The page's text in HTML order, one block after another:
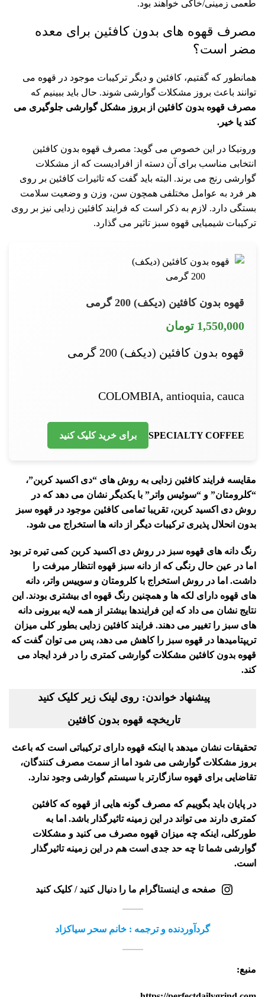
طعمی زمینی/خاکی خواهند بود.
مصرف قهوه های بدون کافئین برای معده
مضر است؟
همانطور که گفتیم، کافئین و دیگر ترکیبات موجود در قهوه می
توانند باعث بروز مشکلات گوارشی شوند. حال باید ببینیم که
مصرف قهوه بدون کافئین از بروز مشکل گوارشی جلوگیری می
کند یا خیر.
ورونیکا در این خصوص می گوید: مصرف قهوه بدون کافئین
انتخابی مناسب برای آن دسته از افرادیست که از مشکلات
گوارشی رنج می برند. البته باید گفت که تاثیرات کافئین بر روی
هر فرد به عوامل مختلفی همچون سن، وزن و وضعیت سلامت
بستگی دارد. لازم به ذکر است که فرایند کافئین زدایی نیز بر روی
ترکیبات شیمیایی قهوه سبز تاثیر می گذارد.
قهوه بدون کافئین (دیکف) 200 گرمی
1,550,000 تومان
قهوه بدون کافئین (دیکف) 200 گرمی
COLOMBIA, antioquia, cauca
SPECIALTY COFFEE برای خرید کلیک کنید
مقایسه فرایند کافئین زدایی به روش های “دی اکسید کربن”،
“کلرومتان” و “سوئیس واتر” با یکدیگر نشان می دهد که در
روش دی اکسید کربن، تقریبا تمامی کافئین موجود در قهوه سبز
بدون انحلال پذیری ترکیبات دیگر از دانه ها استخراج می شود.
رنگ دانه های قهوه سبز در روش دی اکسید کربن کمی تیره تر بود
اما در عین حال رنگی که از دانه سبز قهوه انتظار میرفت را
داشت. اما در روش استخراج با کلرومتان و سوییس واتر، دانه
های قهوه دارای لکه ها و همچنین رنگ قهوه ای بیشتری بودند. این
نتایج نشان می داد که این فرایندها بیشتر از همه لایه بیرونی دانه
های سبز را تغییر می دهند. فرایند کافئین زدایی بطور کلی میزان
تریپتامیدها در قهوه سبز را کاهش می دهد، پس می توان گفت که
قهوه بدون کافئین مشکلات گوارشی کمتری را در فرد ایجاد می
کند.
پیشنهاد خواندن: روی لینک زیر کلیک کنید
تاریخچه قهوه بدون کافئین
تحقیقات نشان میدهد با اینکه قهوه دارای ترکیباتی است که باعث
بروز مشکلات گوارشی می شود اما از سمت مصرف کنندگان،
تقاضایی برای قهوه سازگارتر با سیستم گوارشی وجود ندارد.
در پایان باید بگوییم که مصرف گونه هایی از قهوه که کافئین
کمتری دارند می تواند در این زمینه تاثیرگذار باشد. اما به
طورکلی، اینکه چه میزان قهوه مصرف می کنید و مشکلات
گوارشی شما تا چه حد جدی است هم در این زمینه تاثیرگذار
است.
صفحه ی اینستاگرام ما را دنیال کنید / کلیک کنید
گردآوردنده و ترجمه : خانم سحر سیاکزاد
منبع: